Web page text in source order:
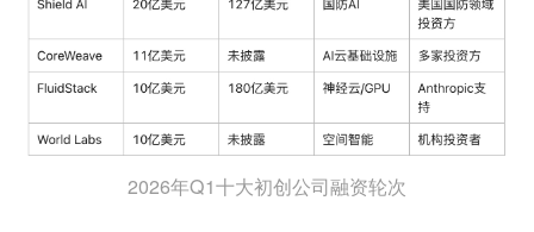
2026年Q1十大初创公司融资轮次